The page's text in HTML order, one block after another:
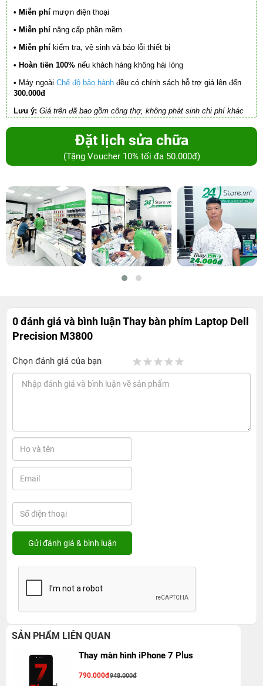
• Miễn phí mượn điện thoại
• Miễn phí nâng cấp phần mềm
• Miễn phí kiểm tra, vệ sinh và báo lỗi thiết bị
• Hoàn tiền 100% nếu khách hàng không hài lòng
• Máy ngoài Chế độ bảo hành đều có chính sách hỗ trợ giá lên đến
300.000đ
Lưu ý: Giá trên đã bao gồm công thợ, không phát sinh chi phí khác
Đặt lịch sửa chữa
(Tặng Voucher 10% tối đa 50.000đ)
0 đánh giá và bình luậnThay bàn phím Laptop Dell
Precision M3800
Chọn đánh giá của bạn
SẢN PHẨM LIÊN QUAN
Thay màn hình iPhone 7 Plus
790.000đ948.000đ